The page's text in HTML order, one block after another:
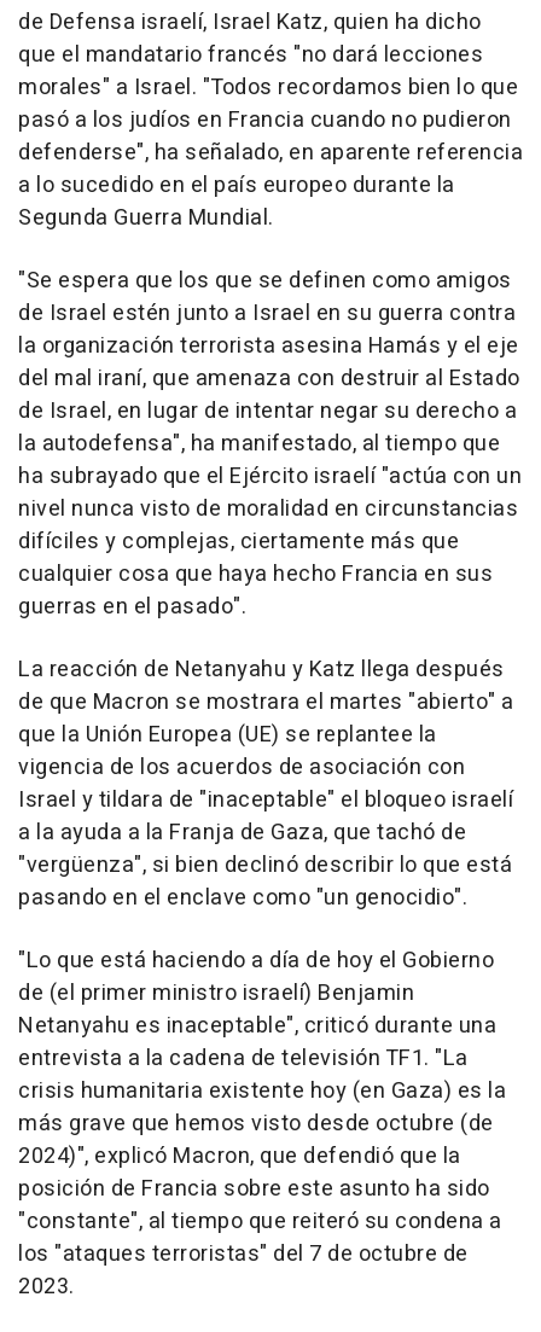
de Defensa israelí, Israel Katz, quien ha dicho
que el mandatario francés "no dará lecciones
morales" a Israel. "Todos recordamos bien lo que
pasó a los judíos en Francia cuando no pudieron
defenderse", ha señalado, en aparente referencia
a lo sucedido en el país europeo durante la
Segunda Guerra Mundial.
"Se espera que los que se definen como amigos
de Israel estén junto a Israel en su guerra contra
la organización terrorista asesina Hamás y el eje
del mal iraní, que amenaza con destruir al Estado
de Israel, en lugar de intentar negar su derecho a
la autodefensa", ha manifestado, al tiempo que
ha subrayado que el Ejército israelí "actúa con un
nivel nunca visto de moralidad en circunstancias
difíciles y complejas, ciertamente más que
cualquier cosa que haya hecho Francia en sus
guerras en el pasado".
La reacción de Netanyahu y Katz llega después
de que Macron se mostrara el martes "abierto" a
que la Unión Europea (UE) se replantee la
vigencia de los acuerdos de asociación con
Israel y tildara de "inaceptable" el bloqueo israelí
a la ayuda a la Franja de Gaza, que tachó de
"vergüenza", si bien declinó describir lo que está
pasando en el enclave como "un genocidio".
"Lo que está haciendo a día de hoy el Gobierno
de (el primer ministro israelí) Benjamin
Netanyahu es inaceptable", criticó durante una
entrevista a la cadena de televisión TF1. "La
crisis humanitaria existente hoy (en Gaza) es la
más grave que hemos visto desde octubre (de
2024)", explicó Macron, que defendió que la
posición de Francia sobre este asunto ha sido
"constante", al tiempo que reiteró su condena a
los "ataques terroristas" del 7 de octubre de
2023.